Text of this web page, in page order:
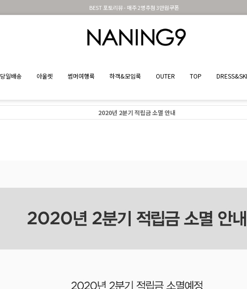
BEST 포토리뷰 - 매주 2명추첨 3만원쿠폰
당일배송 아울렛 썸머여행룩 하객&모임룩 OUTER TOP
2020년 2분기 적립금 소멸 안내